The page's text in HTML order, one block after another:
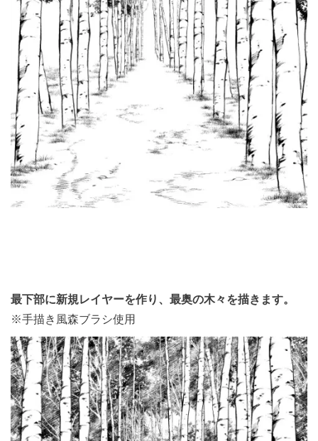
最下部に新規レイヤーを作り、最奥の木々を描きます。
※手描き風森ブラシ使用